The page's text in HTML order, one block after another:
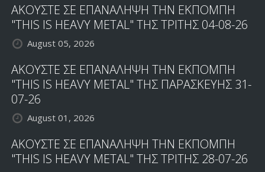
ΑΚΟΥΣΤΕ ΣΕ ΕΠΑΝΑΛΗΨΗ ΤΗΝ ΕΚΠΟΜΠΗ
"THIS IS HEAVY METAL" ΤΗΣ ΤΡΙΤΗΣ 04-08-26
August 05, 2026
ΑΚΟΥΣΤΕ ΣΕ ΕΠΑΝΑΛΗΨΗ ΤΗΝ ΕΚΠΟΜΠΗ
"THIS IS HEAVY METAL" ΤΗΣ ΠΑΡΑΣΚΕΥΗΣ 31-
07-26
August 01, 2026
ΑΚΟΥΣΤΕ ΣΕ ΕΠΑΝΑΛΗΨΗ ΤΗΝ ΕΚΠΟΜΠΗ
"THIS IS HEAVY METAL" ΤΗΣ ΤΡΙΤΗΣ 28-07-26